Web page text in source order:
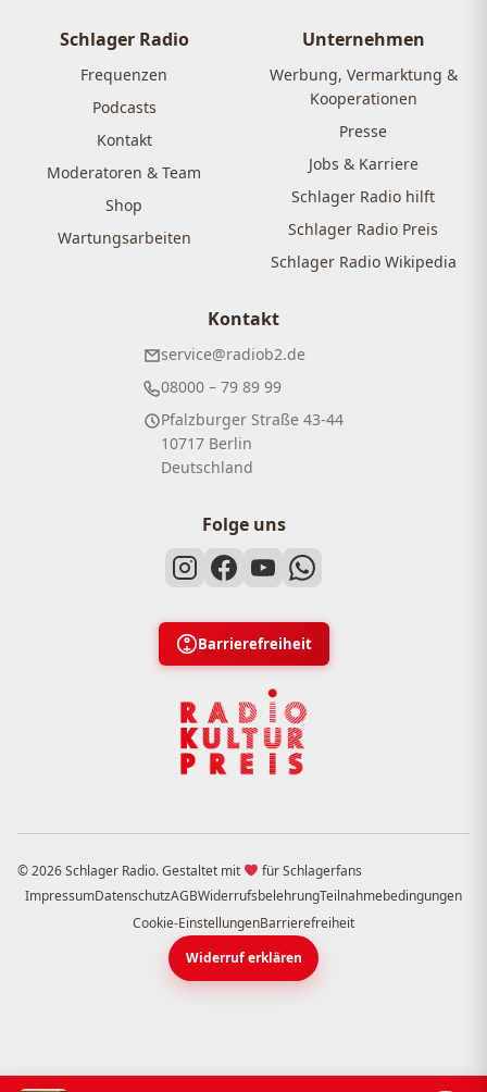
Schlager Radio
Frequenzen
Podcasts
Kontakt
Moderatoren & Team
Shop
Wartungsarbeiten
Unternehmen
Werbung, Vermarktung &
Kooperationen
Presse
Jobs & Karriere
Schlager Radio hilft
Schlager Radio Preis
Schlager Radio Wikipedia
Kontakt
service@radiob2.de
08000 – 79 89 99
Pfalzburger Straße 43-44
10717 Berlin
Deutschland
Folge uns
Barrierefreiheit
© 2026 Schlager Radio. Gestaltet mit
für Schlagerfans
ImpressumDatenschutzAGBWiderrufsbelehrungTeilnahmebedingungen
Cookie-EinstellungenBarrierefreiheit
Widerruf erklären